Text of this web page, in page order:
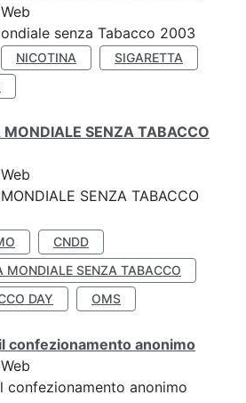
senza Tabacco 2003
NICOTINA
SIGARETTA
MONDIALE SENZA TABACCO
SENZA TABACCO
CNDD
MONDIALE SENZA TABACCO
DAY
OMS
confezionamento anonimo
confezionamento anonimo